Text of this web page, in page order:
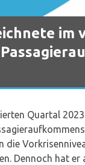
im
Quartal
die
Dennoch hat er